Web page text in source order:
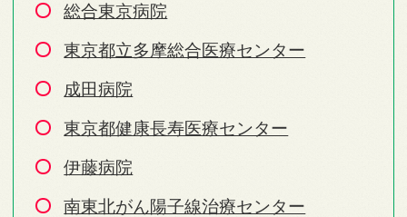
総合東京病院
東京都立多摩総合医療センター
成田病院
東京都健康長寿医療センター
伊藤病院
南東北がん陽子線治療センター